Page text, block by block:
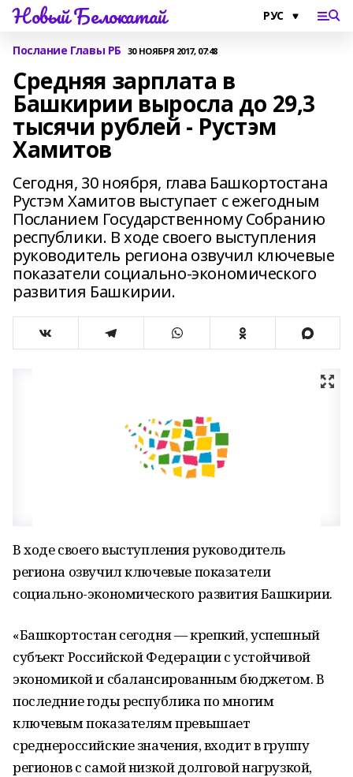
Новый Белокатай
Послание Главы РБ 30 НОЯБРЯ 2017, 07:48
Средняя зарплата в
Башкирии выросла до 29,3
тысячи рублей - Рустэм
Хамитов
Сегодня, 30 ноября, глава Башкортостана
Рустэм Хамитов выступает с ежегодным
Посланием Государственному Собранию
республики. В ходе своего выступления
руководитель региона озвучил ключевые
показатели социально-экономического
развития Башкирии.
В ходе своего выступления руководитель
региона озвучил ключевые показатели
социально-экономического развития Башкирии.
«Башкортостан сегодня — крепкий, успешный
субъект Российской Федерации с устойчивой
экономикой и сбалансированным бюджетом. В
последние годы республика по многим
ключевым показателям превышает
среднероссийские значения, входит в группу
регионов с самой низкой долговой нагрузкой,